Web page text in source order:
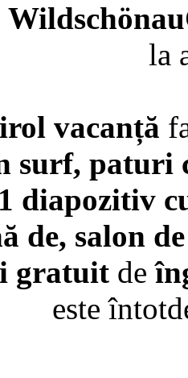
la
vacanță
surf, paturi
diapozitiv
de, salon
gratuit de
este